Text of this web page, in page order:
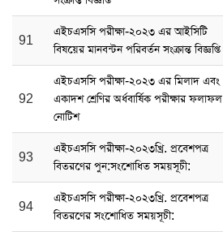
91
এইচএসসি পরীক্ষা-২০২৩ এর আইসিটি
বিষয়ের মানবন্টন পরিবর্তন সংক্রান্ত বিজ্ঞপ্তি
92
এইচএসসি পরীক্ষা-২০২৩ এর মিলাদ এবং
একাদশ শ্রেণির অর্ধবার্ষিক পরীক্ষার ফলাফল
নোটিশ
93
এইচএসসি পরীক্ষা-২০২৩খ্রি. প্রবেশপত্র
বিতরণের পুন:সংশোধিত সময়সূচী:
94
এইচএসসি পরীক্ষা-২০২৩খ্রি. প্রবেশপত্র
বিতরণের সংশোধিত সময়সূচী: